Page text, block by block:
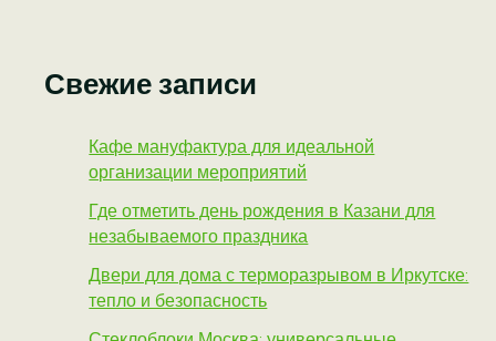
Свежие записи
Кафе мануфактура для идеальной
организации мероприятий
Где отметить день рождения в Казани для
незабываемого праздника
Двери для дома с терморазрывом в Иркутске:
тепло и безопасность